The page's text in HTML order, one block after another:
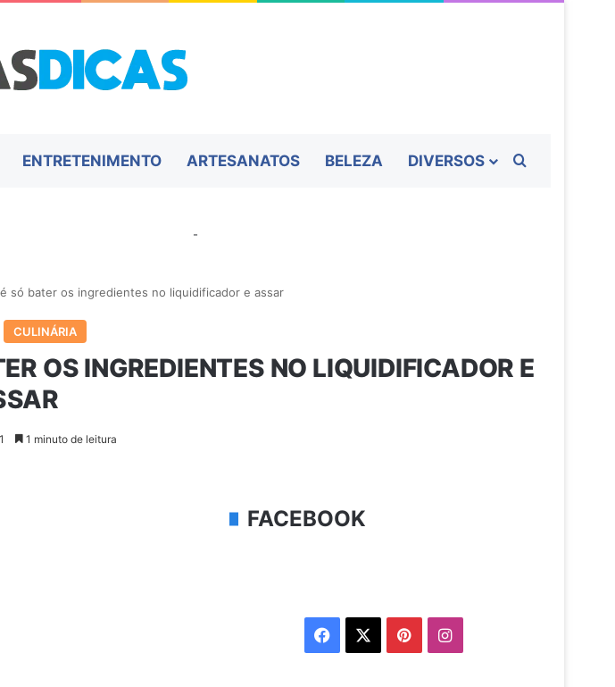
ENTRETENIMENTO ARTESANATOS BELEZA DIVERSOS
-
só bater os ingredientes no liquidificador e assar
CULINÁRIA
OS INGREDIENTES NO LIQUIDIFICADOR E
1 minuto de leitura
FACEBOOK
Facebook PinterestInstagram